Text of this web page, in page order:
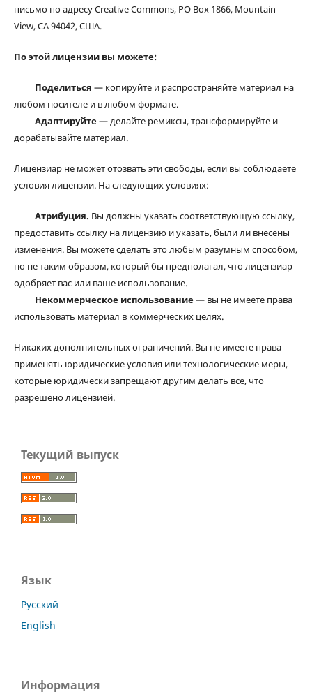
письмо по адресу Creative Commons, PO Box 1866, Mountain
View, CA 94042, США.
По этой лицензии вы можете:
Поделиться — копируйте и распространяйте материал на
любом носителе и в любом формате.
Адаптируйте— делайте ремиксы, трансформируйте и
дорабатывайте материал.
Лицензиар не может отозвать эти свободы, если вы соблюдаете
условия лицензии. На следующих условиях:
Атрибуция. Вы должны указать соответствующую ссылку,
предоставить ссылку на лицензию и указать, были ли внесены
изменения. Вы можете сделать это любым разумным способом,
но не таким образом, который бы предполагал, что лицензиар
одобряет вас или ваше использование.
Некоммерческое использование— вы не имеете права
использовать материал в коммерческих целях.
Никаких дополнительных ограничений. Вы не имеете права
применять юридические условия или технологические меры,
которые юридически запрещают другим делать все, что
разрешено лицензией.
Текущий выпуск
Язык
Русский
English
Информация